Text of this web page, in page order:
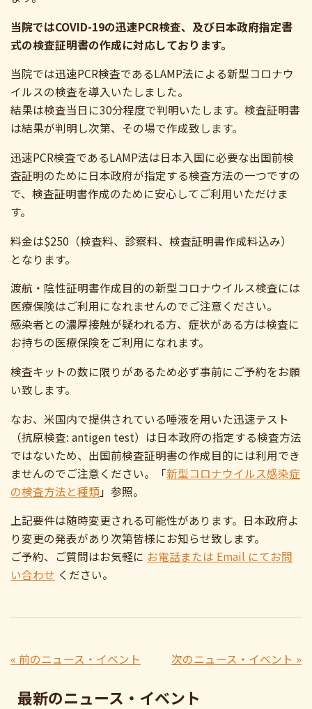
当院ではCOVID-19の迅速PCR検査、及び日本政府指定書
式の検査証明書の作成に対応しております。
当院では迅速PCR検査であるLAMP法による新型コロナウ
イルスの検査を導入いたしました。
結果は検査当日に30分程度で判明いたします。検査証明書
は結果が判明し次第、その場で作成致します。
迅速PCR検査であるLAMP法は日本入国に必要な出国前検
査証明のために日本政府が指定する検査方法の一つですの
で、検査証明書作成のために安心してご利用いただけま
す。
料金は$250（検査料、診察料、検査証明書作成料込み）
となります。
渡航・陰性証明書作成目的の新型コロナウイルス検査には
医療保険はご利用になれませんのでご注意ください。
感染者との濃厚接触が疑われる方、症状がある方は検査に
お持ちの医療保険をご利用になれます。
検査キットの数に限りがあるため必ず事前にご予約をお願
い致します。
なお、米国内で提供されている唾液を用いた迅速テスト
（抗原検査: antigen test）は日本政府の指定する検査方法
ではないため、出国前検査証明書の作成目的には利用でき
ませんのでご注意ください。「新型コロナウイルス感染症
の検査方法と種類」参照。
上記要件は随時変更される可能性があります。日本政府よ
り変更の発表があり次第皆様にお知らせ致します。
ご予約、ご質問はお気軽に お電話または Email にてお問
い合わせ ください。
« 前のニュース・イベント 次のニュース・イベント »
最新のニュース・イベント